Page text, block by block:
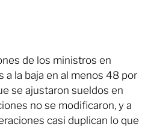
de los ministros en
a la baja en al menos 48 por
se ajustaron sueldos en
no se modificaron, y a
casi duplican lo que